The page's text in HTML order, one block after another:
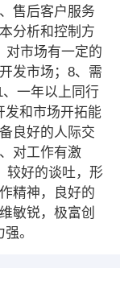
售后客户服务
分析和控制方
对市场有一定的
发市场；8、需
一年以上同行
发和市场开拓能
良好的人际交
对工作有激
较好的谈吐，形
精神，良好的
敏锐，极富创
。